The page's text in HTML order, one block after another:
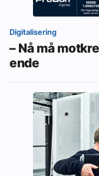
Digitalisering
– Nå må
ende